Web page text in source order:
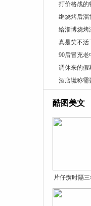
打价格战的
继烧烤后淄
给淄博烧烤
真是笑不活
90后冒充老
调休来的假
酒店谎称需
酷图美文
片仔癀时隔